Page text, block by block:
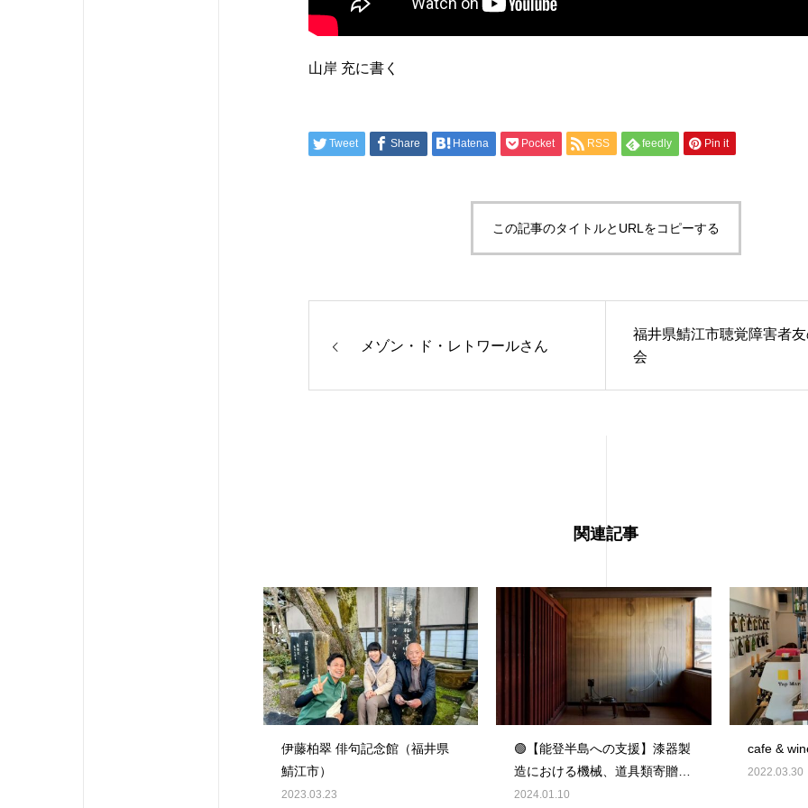
山岸 充に書く
Tweet Share Hatena Pocket RSS feedly Pin it
この記事のタイトルとURLをコピーする
メゾン・ド・レトワールさん
福井県鯖江市聴覚障害者
会
関連記事
伊藤柏翠 俳句記念館（福井県
鯖江市）
2023.03.23
🟢【能登半島への支援】漆器製
造における機械、道具類寄贈の
お願い🟢
2024.01.10
cafe &
2022.03.30